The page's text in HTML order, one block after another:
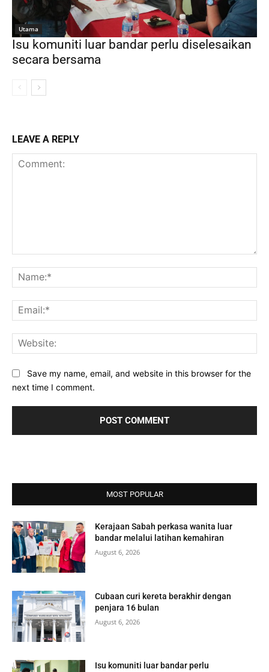
Utama
Isu komuniti luar bandar perlu diselesaikan
secara bersama
LEAVE A REPLY
Save my name, email, and website in this browser for the
next time I comment.
MOST POPULAR
Kerajaan Sabah perkasa wanita luar
bandar melalui latihan kemahiran
August 6, 2026
Cubaan curi kereta berakhir dengan
penjara 16 bulan
August 6, 2026
Isu komuniti luar bandar perlu